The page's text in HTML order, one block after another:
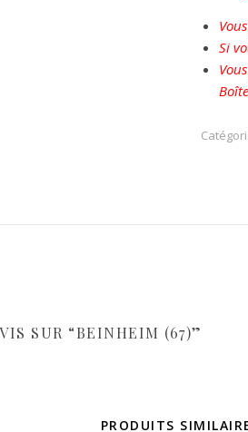
Si
SUR “BEINHEIM (67)”
PRODUITS